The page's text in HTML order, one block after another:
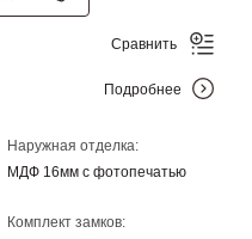
Наружная отделка:
МДФ 16мм с фотопечатью
Комплект замков:
Сравнить
Подробнее